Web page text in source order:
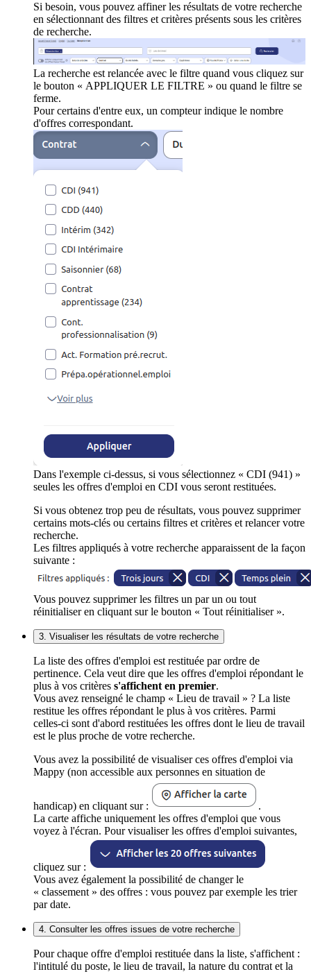
Si besoin, vous pouvez affiner les résultats de votre recherche
en sélectionnant des filtres et critères présents sous les critères
de recherche.
La recherche est relancée avec le filtre quand vous cliquez sur
le bouton « APPLIQUER LE FILTRE » ou quand le filtre se
ferme.
Pour certains d'entre eux, un compteur indique le nombre
d'offres correspondant.
Dans l'exemple ci-dessus, si vous sélectionnez « CDI (941) »
seules les offres d'emploi en CDI vous seront restituées.
Si vous obtenez trop peu de résultats, vous pouvez supprimer
certains mots-clés ou certains filtres et critères et relancer votre
recherche.
Les filtres appliqués à votre recherche apparaissent de la façon
suivante :
Vous pouvez supprimer les filtres un par un ou tout
réinitialiser en cliquant sur le bouton « Tout réinitialiser ».
3. Visualiser les résultats de votre recherche
La liste des offres d'emploi est restituée par ordre de
pertinence. Cela veut dire que les offres d'emploi répondant le
plus à vos critères s'affichent en premier.
Vous avez renseigné le champ « Lieu de travail » ? La liste
restitue les offres répondant le plus à vos critères. Parmi
celles-ci sont d'abord restituées les offres dont le lieu de travail
est le plus proche de votre recherche.
Vous avez la possibilité de visualiser ces offres d'emploi via
Mappy (non accessible aux personnes en situation de
handicap) en cliquant sur :
.
La carte affiche uniquement les offres d'emploi que vous
voyez à l'écran. Pour visualiser les offres d'emploi suivantes,
cliquez sur :
Vous avez également la possibilité de changer le
« classement » des offres : vous pouvez par exemple les trier
par date.
4. Consulter les offres issues de votre recherche
Pour chaque offre d'emploi restituée dans la liste, s'affichent :
l'intitulé du poste, le lieu de travail, la nature du contrat et la